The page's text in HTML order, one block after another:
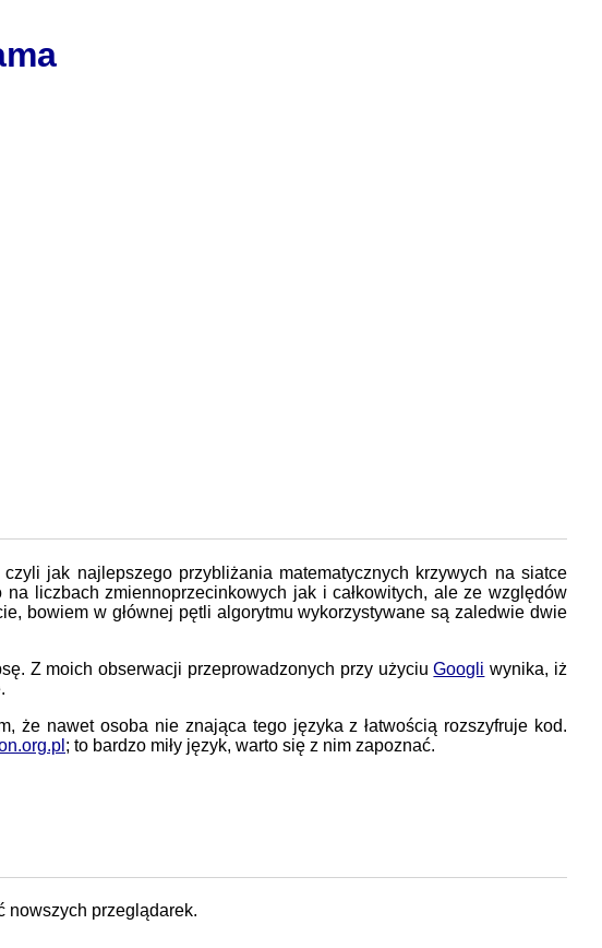
jak najlepszego przybliżania matematycznych krzywych na siatce
liczbach zmiennoprzecinkowych jak i całkowitych, ale ze względów
bowiem w głównej pętli algorytmu wykorzystywane są zaledwie dwie
Z moich obserwacji przeprowadzonych przy użyciuGoogli wynika, iż
że nawet osoba nie znająca tego języka z łatwością rozszyfruje kod.
; to bardzo miły język, warto się z nim zapoznać.
nowszych przeglądarek.